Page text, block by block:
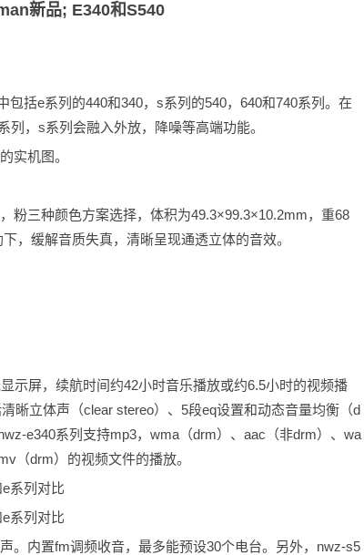
新品; E340和S540
括e系列的440和340，s系列的540，640和740系列。在
，s系列会融入外放，降噪等高端功能。
实机图。
粉三种颜色方案选择，体积为49.3×99.3×10.2mm，重68
，缓解音质失真，清晰呈现通透立体的音效。
示屏，续航时间约42小时音乐播放或约6.5小时的视频播
晰立体声（clear stereo）、5段eq设置和动态音量均衡（d
e340系列支持mp3，wma（drm）、aac（非drm）、wa
（drm）的视频文件的播放。
系列对比
系列对比
。内置fm调频收音，最多能预设30个电台。另外，nwz-s5